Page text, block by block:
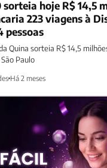
sorteia hoje R$ 14,5
223 viagens à
pessoas
Quina sorteia R$ 14,5
Paulo
Há 2 meses